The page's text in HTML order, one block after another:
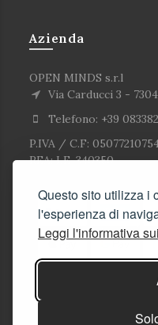
Questo sito utilizza i
l'esperienza di
Leggi l'informativa
Azienda
OPEN MINDS s.r.l
Via Carducci 3 -
Telefono: +39
P.IVA / C.F:
REA: LE-340350